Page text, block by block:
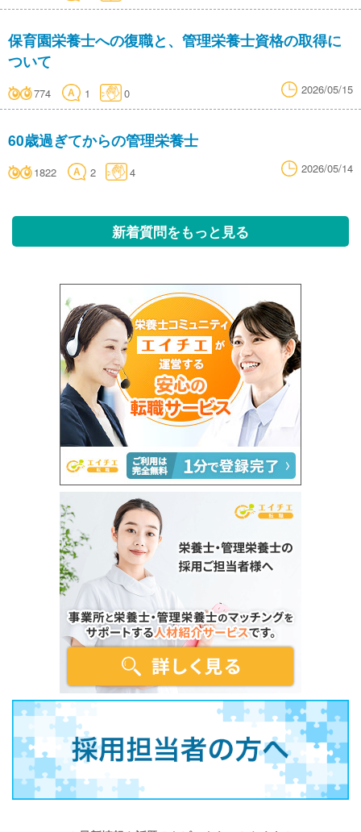
保育園栄養士への復職と、管理栄養士資格の取得に
ついて
774 1 0 2026/05/15
60歳過ぎてからの管理栄養士
1822 2 4 2026/05/14
新着質問をもっと見る